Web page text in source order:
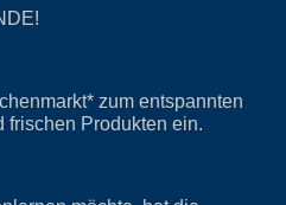
zum entspannten
frischen Produkten ein.